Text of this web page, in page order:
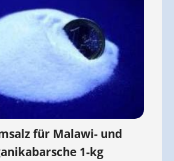
für Malawi- und
1-kg